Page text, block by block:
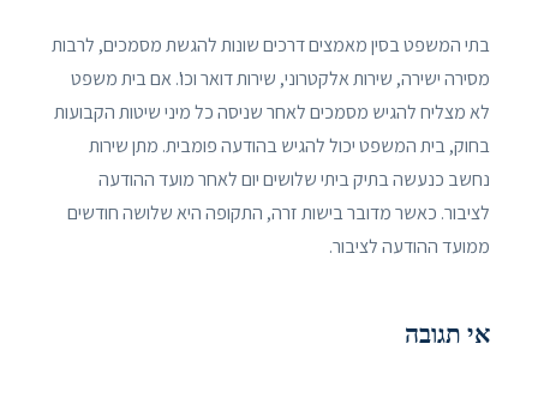
בתי המשפט בסין מאמצים דרכים שונות להגשת מסמכים, לרבות
מסירה ישירה, שירות אלקטרוני, שירות דואר וכו'. אם בית משפט
לא מצליח להגיש מסמכים לאחר שניסה כל מיני שיטות הקבועות
בחוק, בית המשפט יכול להגיש בהודעה פומבית. מתן שירות
נחשב כנעשה בתיק ביתי שלושים יום לאחר מועד ההודעה
לציבור. כאשר מדובר בישות זרה, התקופה היא שלושה חודשים
ממועד ההודעה לציבור.
אי תגובה